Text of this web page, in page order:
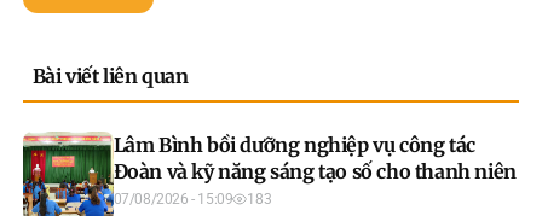
Bài viết liên quan
Lâm Bình bồi dưỡng nghiệp vụ công tác
Đoàn và kỹ năng sáng tạo số cho thanh niên
07/08/2026 - 15:09 183